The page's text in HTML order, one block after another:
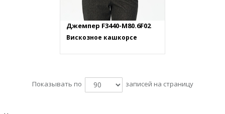
Джемпер F3440-M80.6F02
Вискозное кашкорсе
Показывать по записей на страницу